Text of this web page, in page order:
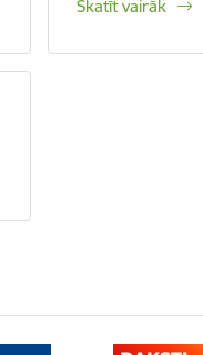
Skatīt vairāk